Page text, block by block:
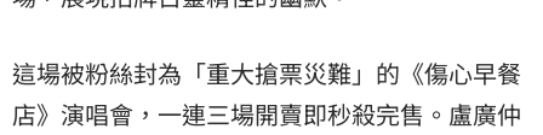
這場被粉絲封為「重大搶票災難」的《傷心早餐
店》演唱會，一連三場開賣即秒殺完售。盧廣仲